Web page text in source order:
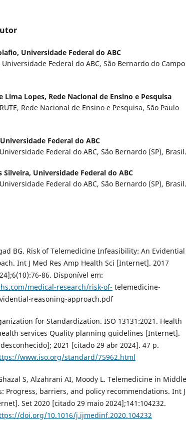
Universidade Federal do ABC
Universidade Federal do ABC, São Bernardo do Campo
Lima Lopes, Rede Nacional de Ensino e Pesquisa
Rede Nacional de Ensino e Pesquisa, São Paulo
Universidade Federal do ABC
Federal do ABC, São Bernardo (SP), Brasil.
Silveira, Universidade Federal do ABC
Federal do ABC, São Bernardo (SP), Brasil.
BG. Risk of Telemedicine Infeasibility: An Evidential
Int J Med Res Amp Health Sci [Internet]. 2017
86. Disponível em:
medical-research/risk-of- telemedicine-
reasoning-approach.pdf
for Standardization. ISO 13131:2021. Health
services Quality planning guidelines [Internet].
2021 [citado 29 abr 2024]. 47 p.
www.iso.org/standard/75962.html
S, Alzahrani AI, Moody L. Telemedicine in Middle
Progress, barriers, and policy recommendations. Int J
Set 2020 [citado 29 maio 2024];141:104232.
doi.org/10.1016/j.ijmedinf.2020.104232